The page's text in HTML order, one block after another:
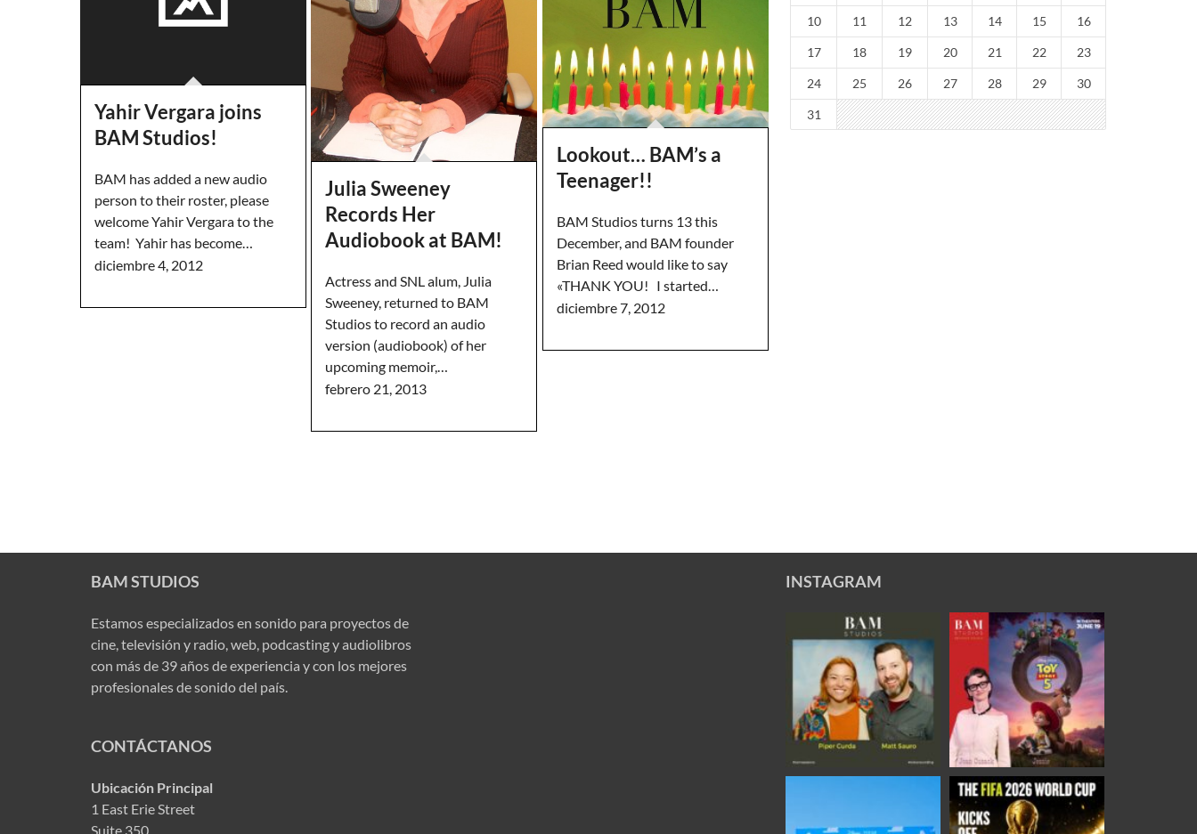
Julia Sweeney
Records Her
Audiobook at BAM!
Actress and SNL alum, Julia
Sweeney, returned to BAM
Studios to record an audio
version (audiobook) of her
upcoming memoir,…
febrero 21, 2013
Lookout… BAM’s a
Teenager!!
BAM Studios turns 13 this
December, and BAM founder
Brian Reed would like to say
«THANK YOU! I started…
diciembre 7, 2012
Yahir Vergara joins
BAM Studios!
BAM has added a new audio
person to their roster, please
welcome Yahir Vergara to the
team! Yahir has become…
diciembre 4, 2012
10 11 12 13 14 15 16
17 18 19 20 21 22 23
24 25 26 27 28 29 30
31
BAM STUDIOS
Estamos especializados en sonido para proyectos de
cine, televisión y radio, web, podcasting y audiolibros
con más de 39 años de experiencia y con los mejores
profesionales de sonido del país.
CONTÁCTANOS
Ubicación Principal
1 East Erie Street
Suite 350
INSTAGRAM